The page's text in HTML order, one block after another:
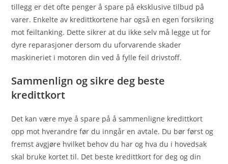
tillegg er det ofte penger å spare på eksklusive tilbud på
varer. Enkelte av kredittkortene har også en egen forsikring
mot feiltanking. Dette sikrer at du ikke selv må legge ut for
dyre reparasjoner dersom du uforvarende skader
maskineriet i motoren din ved å fylle feil drivstoff.
Sammenlign og sikre deg beste
kredittkort
Det kan være mye å spare på å sammenligne kredittkort
opp mot hverandre før du inngår en avtale. Du bør først og
fremst avgjøre hvilket behov du har og hva du i hovedsak
skal bruke kortet til. Det beste kredittkort for deg og din